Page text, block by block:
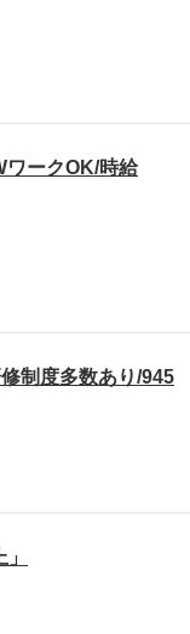
ワークOK/時給
制度多数あり/945